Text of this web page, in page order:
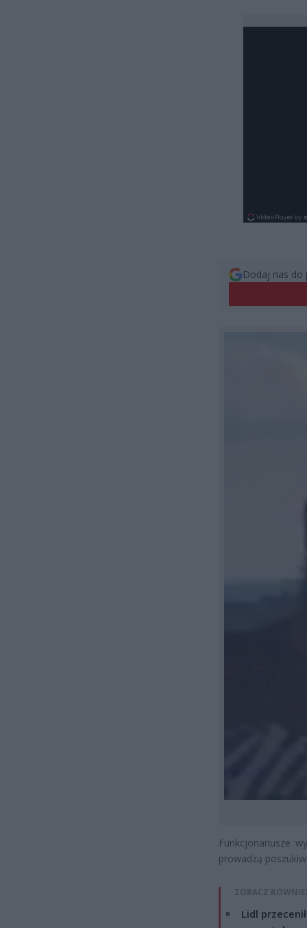
Dodaj nas do
Funkcjonariusze
prowadzą
ZOBACZ
Lidl